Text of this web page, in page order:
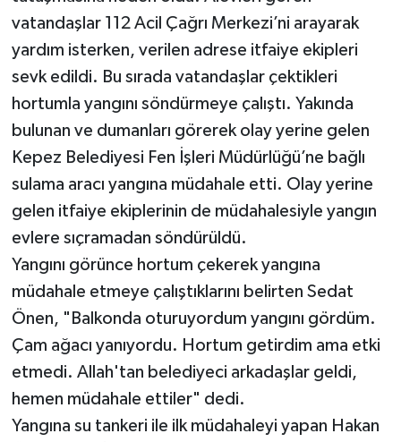
vatandaşlar 112 Acil Çağrı Merkezi’ni arayarak
yardım isterken, verilen adrese itfaiye ekipleri
sevk edildi. Bu sırada vatandaşlar çektikleri
hortumla yangını söndürmeye çalıştı. Yakında
bulunan ve dumanları görerek olay yerine gelen
Kepez Belediyesi Fen İşleri Müdürlüğü’ne bağlı
sulama aracı yangına müdahale etti. Olay yerine
gelen itfaiye ekiplerinin de müdahalesiyle yangın
evlere sıçramadan söndürüldü.
Yangını görünce hortum çekerek yangına
müdahale etmeye çalıştıklarını belirten Sedat
Önen, "Balkonda oturuyordum yangını gördüm.
Çam ağacı yanıyordu. Hortum getirdim ama etki
etmedi. Allah'tan belediyeci arkadaşlar geldi,
hemen müdahale ettiler" dedi.
Yangına su tankeri ile ilk müdahaleyi yapan Hakan